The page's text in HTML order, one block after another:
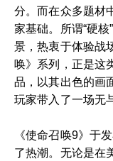
分。而在众多题材
家基础。所谓“硬
景，热衷于体验战
唤》系列，正是这
品，以其出色的画
玩家带入了一场无
《使命召唤9》于
了热潮。无论是在